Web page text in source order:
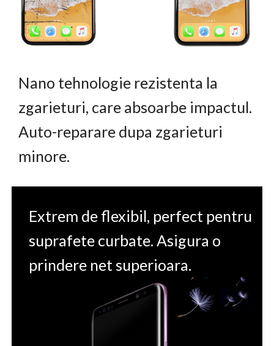
Nano tehnologie rezistenta la
zgarieturi, care absoarbe impactul.
Auto-reparare dupa zgarieturi
minore.
Extrem de flexibil, perfect pentru
suprafete curbate. Asigura o
prindere net superioara.